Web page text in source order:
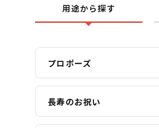
用途から探す
プロポーズ
長寿のお祝い